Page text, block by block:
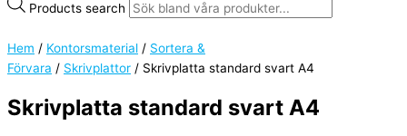
Products search
Hem / Kontorsmaterial / Sortera &
Förvara / Skrivplattor / Skrivplatta standard svart A4
Skrivplatta standard svart A4